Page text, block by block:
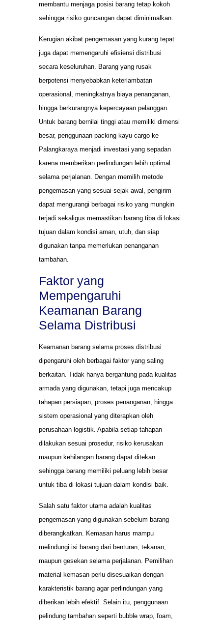
membantu menjaga posisi barang tetap kokoh
sehingga risiko guncangan dapat diminimalkan.
Kerugian akibat pengemasan yang kurang tepat
juga dapat memengaruhi efisiensi distribusi
secara keseluruhan. Barang yang rusak
berpotensi menyebabkan keterlambatan
operasional, meningkatnya biaya penanganan,
hingga berkurangnya kepercayaan pelanggan.
Untuk barang bernilai tinggi atau memiliki dimensi
besar, penggunaan packing kayu cargo ke
Palangkaraya menjadi investasi yang sepadan
karena memberikan perlindungan lebih optimal
selama perjalanan. Dengan memilih metode
pengemasan yang sesuai sejak awal, pengirim
dapat mengurangi berbagai risiko yang mungkin
terjadi sekaligus memastikan barang tiba di lokasi
tujuan dalam kondisi aman, utuh, dan siap
digunakan tanpa memerlukan penanganan
tambahan.
Faktor yang
Mempengaruhi
Keamanan Barang
Selama Distribusi
Keamanan barang selama proses distribusi
dipengaruhi oleh berbagai faktor yang saling
berkaitan. Tidak hanya bergantung pada kualitas
armada yang digunakan, tetapi juga mencakup
tahapan persiapan, proses penanganan, hingga
sistem operasional yang diterapkan oleh
perusahaan logistik. Apabila setiap tahapan
dilakukan sesuai prosedur, risiko kerusakan
maupun kehilangan barang dapat ditekan
sehingga barang memiliki peluang lebih besar
untuk tiba di lokasi tujuan dalam kondisi baik.
Salah satu faktor utama adalah kualitas
pengemasan yang digunakan sebelum barang
diberangkatkan. Kemasan harus mampu
melindungi isi barang dari benturan, tekanan,
maupun gesekan selama perjalanan. Pemilihan
material kemasan perlu disesuaikan dengan
karakteristik barang agar perlindungan yang
diberikan lebih efektif. Selain itu, penggunaan
pelindung tambahan seperti bubble wrap, foam,